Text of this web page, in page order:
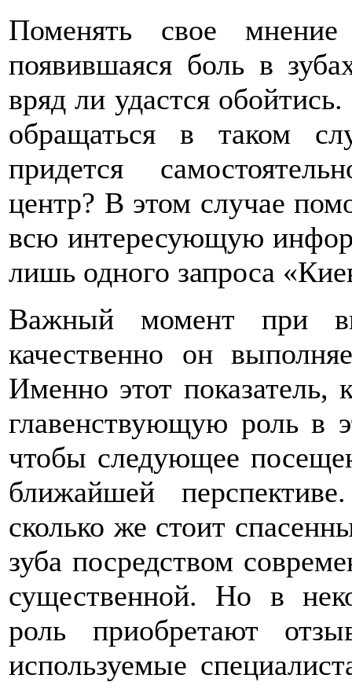
Поменять свое
появившаяся боль в
вряд ли удастся
обращаться в таком
придется
центр? В этом случае
всю интересующую
лишь одного запроса
Важный момент при
качественно он
Именно этот показатель,
главенствующую роль в
чтобы следующее
ближайшей
сколько же стоит
зуба посредством
существенной. Но в
роль приобретают
используемые